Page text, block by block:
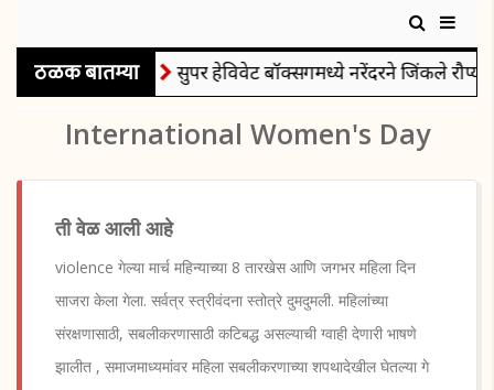
ठळक बातम्यासुपर हेविवेट बॉक्सिंगमध्ये नरेंदरने जिंकले रौप्यपदक
International Women's Day
ती वेळ आली आहे
violence गेल्या मार्च महिन्याच्या 8 तारखेस आणि जगभर महिला दिन
साजरा केला गेला. सर्वत्र स्त्रीवंदना स्तोत्रे दुमदुमली. महिलांच्या
संरक्षणासाठी, सबलीकरणासाठी कटिबद्ध असल्याची ग्वाही देणारी भाषणे
झालीत , समाजमाध्यमांवर महिला सबलीकरणाच्या शपथादेखील घेतल्या गे